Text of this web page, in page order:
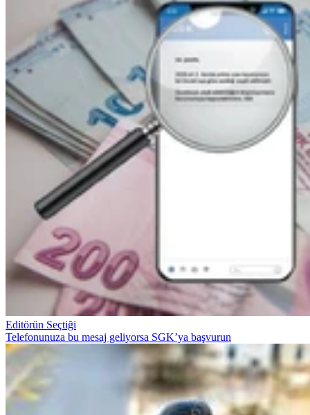
Editörün Seçtiği
Telefonunuza bu mesaj geliyorsa SGK’ya başvurun